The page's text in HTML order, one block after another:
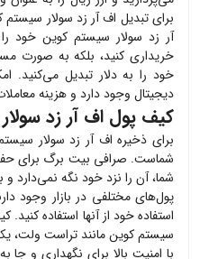
برای تبدیل اف آر زد سولار سیستم
آر زد سولار سیستم کوین خود
خریداری کنید، بلکه به صورت
خود را به دلار تبدیل می‌کنید.
دیجیتال وجود دارد و هزینه
کیف پول اف آر زد
برای ذخیره اف آر زد سولار
شماست. صرافی بیت برگ برای
شما، آن را نزد خود نگه نمی‌دارد
پول‌های مختلفی در بازار وجود
استفاده خود از آنها استفاده
سیستم کوینمانند تراست ولت،
با امنیت بالا برای نگهداری و جا